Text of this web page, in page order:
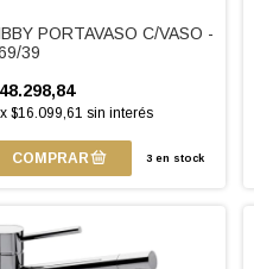
PORTAVASO C/VASO -
39
x $16.099,61 sin interés
3en stock